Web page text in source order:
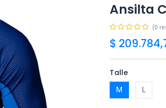
Ansilta
(0
$
Talle
M